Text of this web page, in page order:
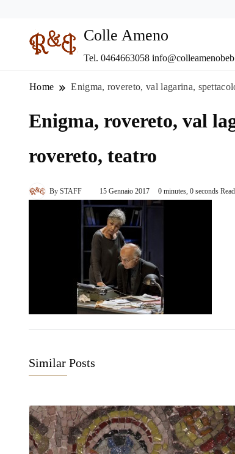
Colle Ameno
Tel. 0464663058
Home Enigma, rovereto, val lagarina,
Enigma, rovereto, val
rovereto, teatro
By STAFF 15 Gennaio 2017 0 minutes, 0 seconds Read
Similar Posts